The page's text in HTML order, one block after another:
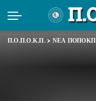
Π.Ο.Π.Ο.Κ.Π.> ΝΕΑ ΠΟΠΟΚΠ